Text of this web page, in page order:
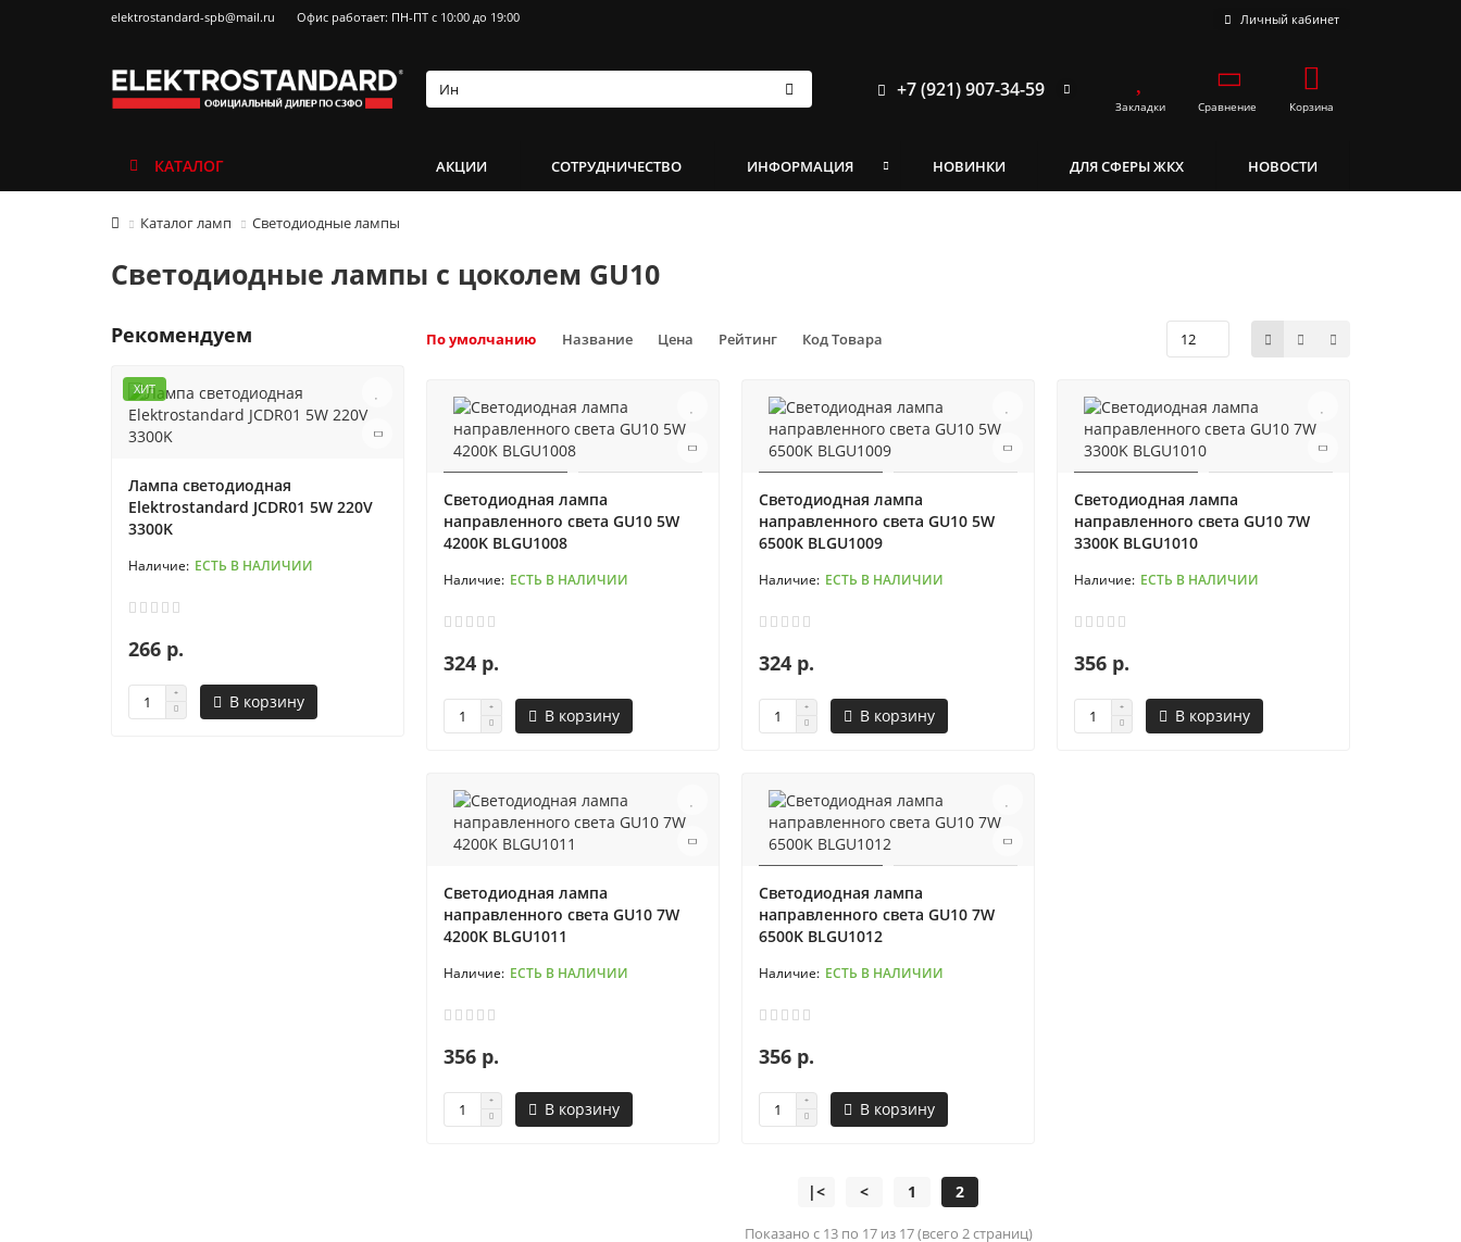
elektrostandard-spb@mail.ru Офис работает: ПН-ПТ с 10:00 до 19:00 Личный кабинет
+7 (921) 907-34-59
Закладки Сравнение Корзина
КАТАЛОГ АКЦИИ СОТРУДНИЧЕСТВО ИНФОРМАЦИЯ НОВИНКИ ДЛЯ СФЕРЫ ЖКХ НОВОСТИ
Каталог ламп Светодиодные лампы
Светодиодные лампы с цоколем GU10
Рекомендуем
ХИТ
Лампа светодиодная
Elektrostandard JCDR01 5W 220V
3300K
ЕСТЬ В НАЛИЧИИ
266 р.
В корзину
По умолчанию Название Цена Рейтинг Код Товара
Светодиодная лампа
направленного света GU10 5W
4200K BLGU1008
ЕСТЬ В НАЛИЧИИ
324 р.
В корзину
Светодиодная лампа
направленного света GU10 5W
6500K BLGU1009
ЕСТЬ В НАЛИЧИИ
324 р.
В корзину
Светодиодная лампа
направленного света GU10 7W
3300K BLGU1010
ЕСТЬ В НАЛИЧИИ
356 р.
В корзину
Светодиодная лампа
направленного света GU10 7W
4200K BLGU1011
ЕСТЬ В НАЛИЧИИ
356 р.
В корзину
Светодиодная лампа
направленного света GU10 7W
6500K BLGU1012
ЕСТЬ В НАЛИЧИИ
356 р.
В корзину
|< < 1 2
Показано с 13 по 17 из 17 (всего 2 страниц)